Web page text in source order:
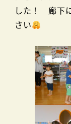
した！ 廊下
さい